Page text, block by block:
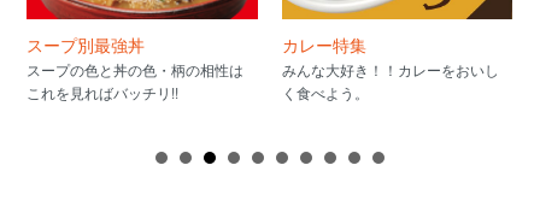
スープ別最強丼
スープの色と丼の色・柄の相性は
これを見ればバッチリ!!
カレー特集
みんな大好き！！カレーをおいし
く食べよう。